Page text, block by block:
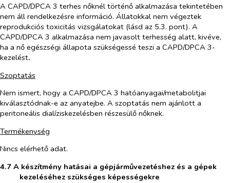
A CAPD/DPCA 3 terhes nőknél történő alkalmazása tekintetében
nem áll rendelkezésre információ. Állatokkal nem végeztek
reprodukciós toxicitás vizsgálatokat (lásd az 5.3. pont). A
CAPD/DPCA 3 alkalmazása nem javasolt terhesség alatt, kivéve,
ha a nő egészségi állapota szükségessé teszi a CAPD/DPCA 3-
kezelést.
Szoptatás
Nem ismert, hogy a CAPD/DPCA 3 hatóanyagai/metabolitjai
kiválasztódnak-e az anyatejbe. A szoptatás nem ajánlott a
peritoneális dialíziskezelésben részesülő nőknek.
Termékenység
Nincs elérhető adat.
4.7 A készítmény hatásai a gépjárművezetéshez és a gépek
kezeléséhez szükséges képességekre